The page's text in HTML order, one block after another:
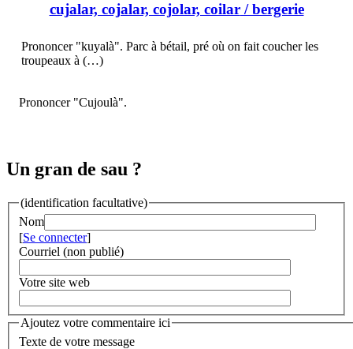
cujalar, cojalar, cojolar, coilar/ bergerie
Prononcer "kuyalà". Parc à bétail, pré où on fait coucher les
troupeaux à (…)
Prononcer "Cujoulà".
Un gran de sau ?
(identification facultative)
Nom
[Se connecter]
Courriel (non publié)
Votre site web
Ajoutez votre commentaire ici
Texte de votre message